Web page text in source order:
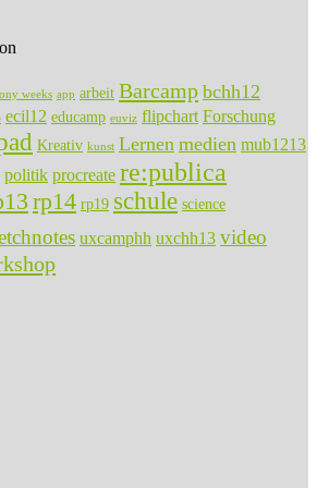
weeks app arbeit Barcamp bchh12
ecil12 educamp euviz flipchart Forschung
Kreativ kunst Lernen medien mub1213
politik procreate re:publica
rp14 rp19 schule science
uxcamphh uxchh13 video